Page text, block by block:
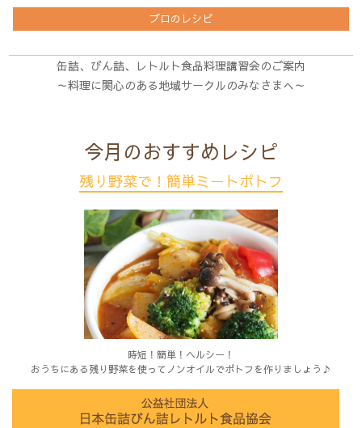
プロのレシピ
缶詰、びん詰、レトルト食品料理講習会のご案内
～料理に関心のある地域サークルのみなさまへ～
今月のおすすめレシピ
残り野菜で！簡単ミートポトフ
時短！簡単！ヘルシー！
おうちにある残り野菜を使ってノンオイルでポトフを作りましょう♪